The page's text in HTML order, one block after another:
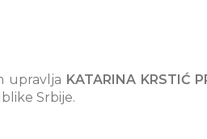
upravlja KATARINA KRSTIĆ
Srbije.